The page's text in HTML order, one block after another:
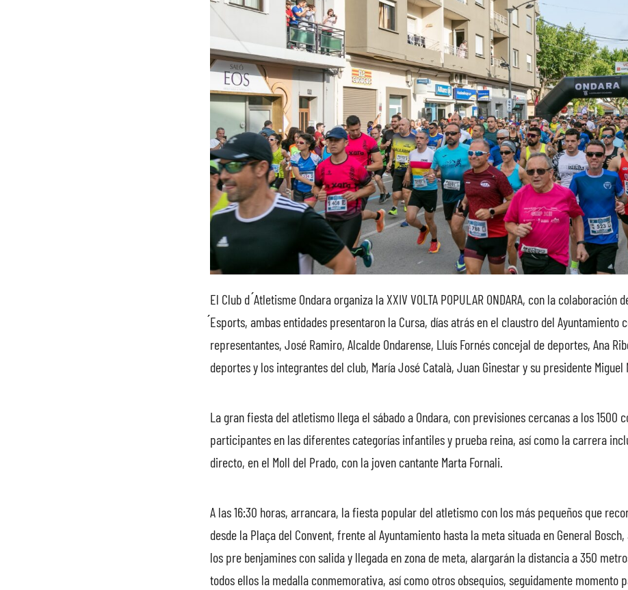
El Club d ́Atletisme Ondara organiza la XXIV VOLTA POPULAR ONDARA, con la colaboración
́Esports, ambas entidades presentaron la Cursa, días atrás en el claustro del Ayuntamiento
representantes, José Ramiro, Alcalde Ondarense, Lluís Fornés concejal de deportes, Ana
deportes y los integrantes del club, María José Català, Juan Ginestar y su presidente Miguel
La gran fiesta del atletismo llega el sábado a Ondara, con previsiones cercanas a los 1500
participantes en las diferentes categorías infantiles y prueba reina, así como la carrera
directo, en el Moll del Prado, con la joven cantante Marta Fornali.
A las 16:30 horas, arrancara, la fiesta popular del atletismo con los más pequeños que
desde la Plaça del Convent, frente al Ayuntamiento hasta la meta situada en General
los pre benjamines con salida y llegada en zona de meta, alargarán la distancia a 350
todos ellos la medalla conmemorativa, así como otros obsequios, seguidamente momento